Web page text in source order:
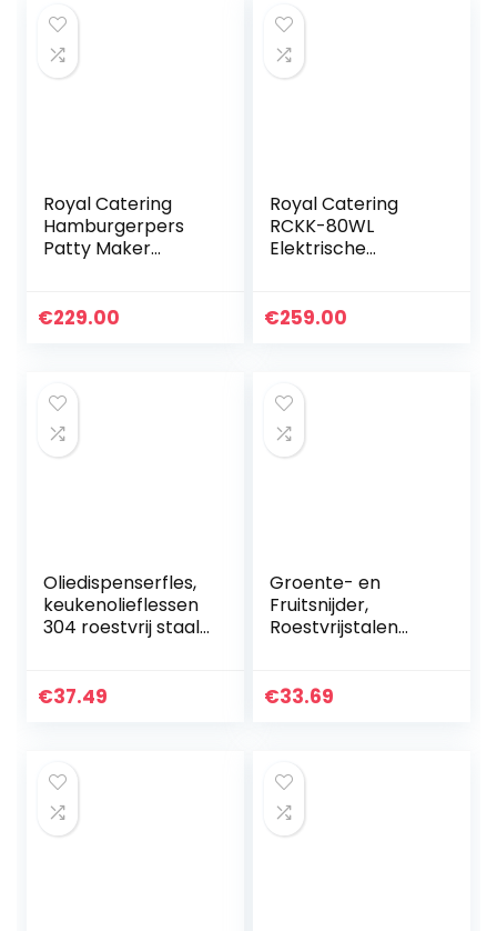
Royal Catering
Hamburgerpers
Patty Maker
mm, voor 200 g
€229.00
Royal Catering
RCKK-80WL
Elektrische
Extra Snijblad van
€259.00
Oliedispenserfles,
keukenolieflessen
304 roestvrij staal
controle
€37.49
Groente- en
Fruitsnijder,
Roestvrijstalen
edschap met
€33.69